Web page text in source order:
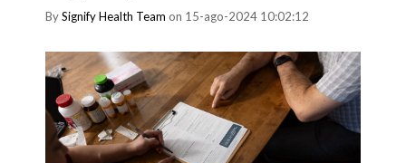
BySignify Health Team on 15-ago-2024 10:02:12